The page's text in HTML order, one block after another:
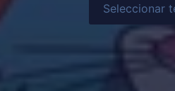
Seleccionar